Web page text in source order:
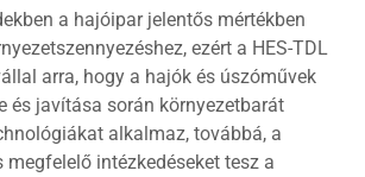
a hajóipar jelentős mértékben
ezért a HES-TDL
arra, hogy a hajók és úszóművek
és javítása során környezetbarát
alkalmaz, továbbá, a
megfelelő intézkedéseket tesz a